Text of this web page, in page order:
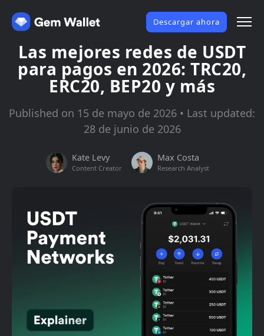
Descargar ahora
Las mejores redes de USDT
para pagos en 2026: TRC20,
ERC20, BEP20 y más
Published on 15 de mayo de 2026 • Last updated:
28 de junio de 2026
Kate Levy
Content Creator
Max Costa
Research Analyst